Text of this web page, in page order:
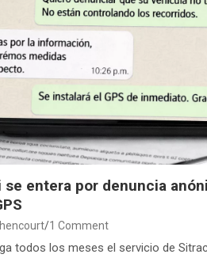
se entera por denuncia
1 Comment
todos los meses el servicio de